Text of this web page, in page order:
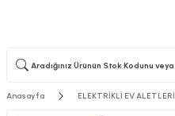
Anasayfa ELEKTRİKLİ EV ALETLERİ